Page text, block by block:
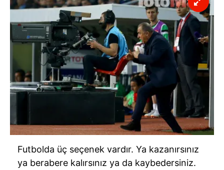
Futbolda üç seçenek vardır. Ya kazanırsınız
ya berabere kalırsınız ya da kaybedersiniz.